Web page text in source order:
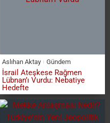
Aslıhan Aktay Gündem
İsrail Ateşkese Rağmen
Lübnan’ı Vurdu: Nebatiye
Hedefte